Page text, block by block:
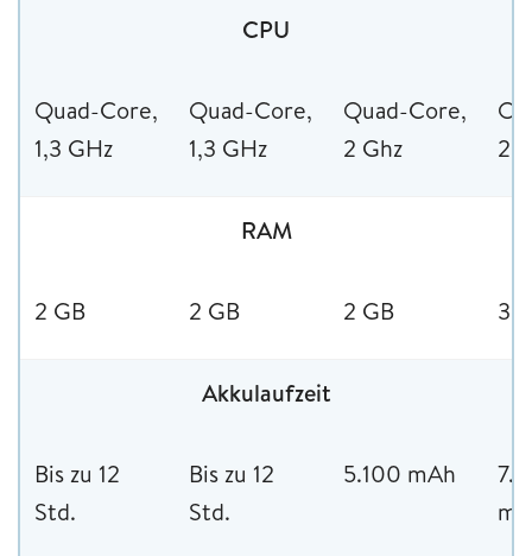
CPU
Quad-Core,
1,3 GHz
Quad-Core,
1,3 GHz
Quad-Core,
2 Ghz
2
RAM
2 GB 2 GB 2 GB 3
Akkulaufzeit
Bis zu 12
Std.
Bis zu 12
Std.
5.100 mAh